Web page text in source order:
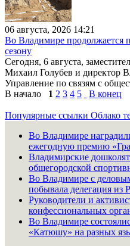
06 августа, 2026 14:21
Во Владимире продолжается
сезону
Сегодня, 6 августа,
Михаил Голубев и директор
Управление по связям с
В начало
1 2 3 4 5 В конец
Популярные ссылки Облако
Во Владимире
ежегодную премию
Владимирские
общегородской
Во Владимире с
побывала делегация из
Руководители и
конфессиональных
Во Владимире
«Катюшу» на разных